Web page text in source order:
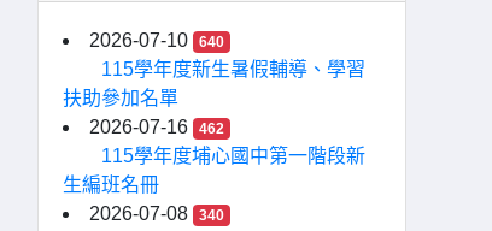
2026-07-10 640
115學年度新生暑假輔導、學習
扶助參加名單
2026-07-16
462
115學年度埔心國中第一階段新
生編班名冊
2026-07-08
340